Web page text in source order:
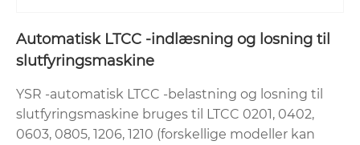
Automatisk LTCC -indlæsning og losning til
slutfyringsmaskine
YSR -automatisk LTCC -belastning og losning til
slutfyringsmaskine bruges til LTCC 0201, 0402,
0603, 0805, 1206, 1210 (forskellige modeller kan